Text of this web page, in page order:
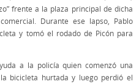
frente a la plaza principal de dicha
Durante ese lapso, Pablo
y tomó el rodado de Picón para
a la policía quien comenzó una
bicicleta hurtada y luego perdió el